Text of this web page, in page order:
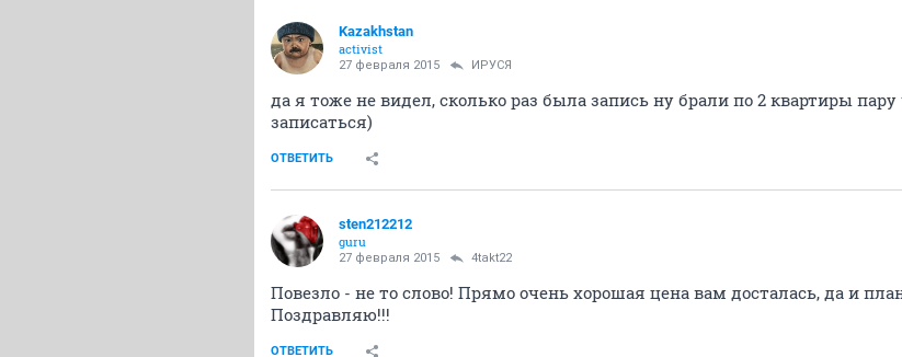
Kazakhstan
activist
27 февраля 2015 ИРУСЯ
да я тоже не видел, сколько раз была запись ну брали по 2 квартиры
записаться)
ОТВЕТИТЬ
sten212212
guru
27 февраля 2015 4takt22
Повезло - не то слово! Прямо очень хорошая цена вам досталась, да и
Поздравляю!!!
ОТВЕТИТЬ